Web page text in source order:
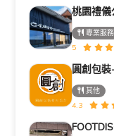
專業服務
5
圓創包
其他
4.3